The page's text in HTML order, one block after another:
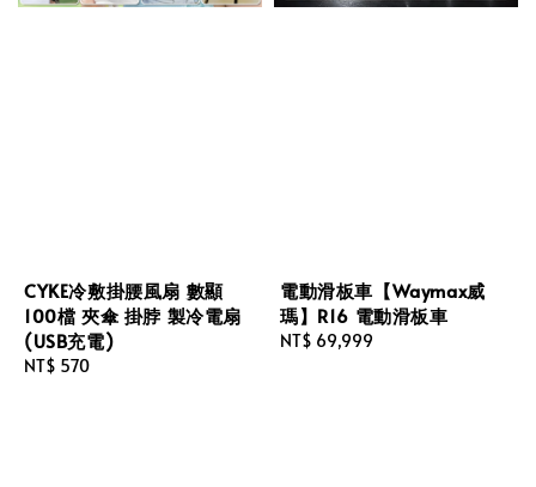
CYKE冷敷掛腰風扇 數顯
100檔 夾傘 掛脖 製冷電扇
(USB充電)
Regular
NT$ 570
電動滑板車【Waymax威
瑪】R16 電動滑板車
Regular
NT$ 69,999